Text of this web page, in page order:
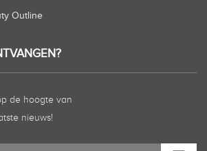
Outline
de hoogte van
nieuws!